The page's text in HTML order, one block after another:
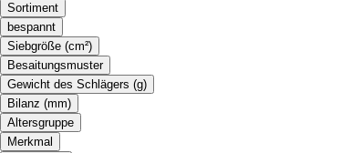
Sortiment
bespannt
Siebgröße (cm²)
Besaitungsmuster
Gewicht des Schlägers (g)
Bilanz (mm)
Altersgruppe
Merkmal